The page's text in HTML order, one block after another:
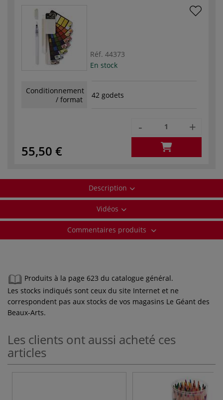
Réf. 44373
En stock
Conditionnement
/ format
42 godets
55,50 €
- +
Description
Vidéos
Commentaires produits
Produits à la page 623 du catalogue général.
Les stocks indiqués sont ceux du site Internet et ne
correspondent pas aux stocks de vos magasins Le Géant des
Beaux-Arts.
Les clients ont aussi acheté ces
articles